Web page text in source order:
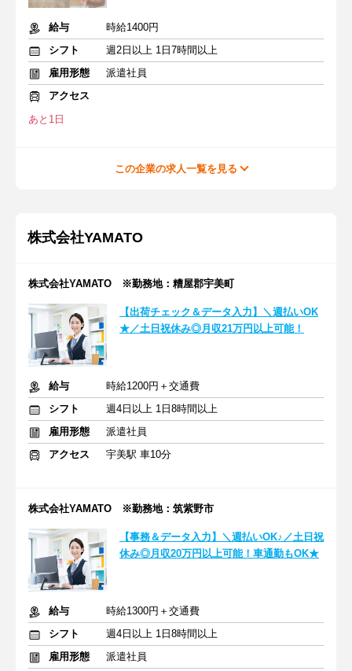
給与
時給1400円
シフト
週2日以上 1日7時間以上
雇用形態
派遣社員
アクセス
あと1日
この企業の求人一覧を見る
株式会社YAMATO
株式会社YAMATO ※勤務地：糟屋郡宇美町
【出荷チェック＆データ入力】＼週払いOK
★／土日祝休み◎月収21万円以上可能！
給与
時給1200円＋交通費
シフト
週4日以上 1日8時間以上
雇用形態
派遣社員
アクセス
宇美駅 車10分
株式会社YAMATO ※勤務地：筑紫野市
【事務＆データ入力】＼週払いOK♪／土日祝
休み◎月収20万円以上可能！車通勤もOK★
給与
時給1300円＋交通費
シフト
週4日以上 1日8時間以上
雇用形態
派遣社員